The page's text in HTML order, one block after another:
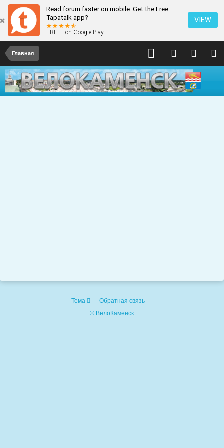
Read forum faster on mobile. Get the Free
Tapatalk app?
FREE - on Google Play
VIEW
Главная
Тема
Обратная связь
© ВелоКаменск